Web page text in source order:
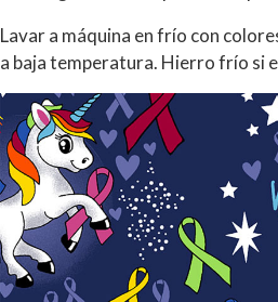
Lavar a máquina en frío con
a baja temperatura. Hierro frío si